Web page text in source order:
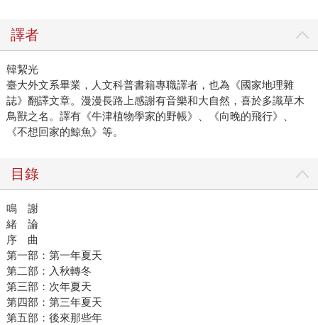
譯者
韓絜光
臺大外文系畢業，人文科普書籍專職譯者，也為《國家地理雜
誌》翻譯文章。漫漫長路上感謝有音樂和大自然，喜於多識草木
鳥獸之名。譯有《牛津植物學家的野帳》、《向晚的飛行》、
《不想回家的鯨魚》等。
目錄
鳴 謝
緒 論
序 曲
第一部：第一年夏天
第二部：入秋轉冬
第三部：次年夏天
第四部：第三年夏天
第五部：後來那些年